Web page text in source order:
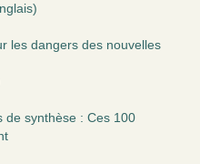
les dangers des nouvelles
de synthèse : Ces 100